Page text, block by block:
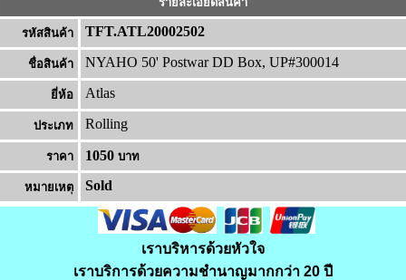
รหัสสินค้า TFT.ATL20002502
ชื่อสินค้า NYAHO 50' Postwar DD Box, UP#300014
ยี่ห้อ Atlas
ประเภท Rolling
ราคา 1050 บาท
หมายเหต Sold
เราบริหารด้วยหัวใจ
เราบริการด้วยความชำนาญมากกว่า 20 ปี